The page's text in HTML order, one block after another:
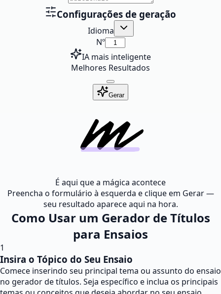
Configurações de geração
Idioma
Nº
IA mais inteligente
Melhores Resultados
Gerar
É aqui que a mágica acontece
Preencha o formulário à esquerda e clique em Gerar —
seu resultado aparece aqui na hora.
Como Usar um Gerador de Títulos
para Ensaios
1
Insira o Tópico do Seu Ensaio
Comece inserindo seu principal tema ou assunto do ensaio
no gerador de títulos. Seja específico e inclua os principais